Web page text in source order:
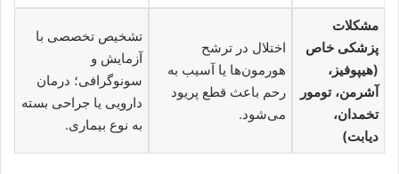
مشکلات
پزشکی خاص
(هیپوفیز،
آشرمن، تومور
تخمدان،
دیابت)
اختلال در ترشح
هورمون‌ها یا آسیب به
رحم باعث قطع پریود
می‌شود.
تشخیص تخصصی با
آزمایش و
سونوگرافی؛ درمان
دارویی یا جراحی بسته
به نوع بیماری.